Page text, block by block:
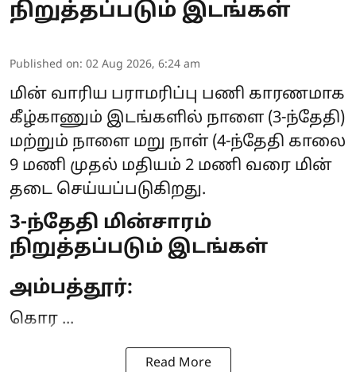
நிறுத்தப்படும் இடங்கள்
Published on: 02 Aug 2026, 6:24 am
மின் வாரிய பராமரிப்பு பணி காரணமாக
கீழ்காணும் இடங்களில் நாளை (3-ந்தேதி)
மற்றும் நாளை மறு நாள் (4-ந்தேதி காலை
9 மணி முதல் மதியம் 2 மணி வரை மின்
தடை செய்யப்படுகிறது.
3-ந்தேதி மின்சாரம்
நிறுத்தப்படும் இடங்கள்
அம்பத்தூர்:
கொர ...
Read More